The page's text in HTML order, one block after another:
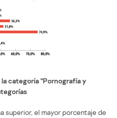
categoría “Pornografía y
superior, el mayor porcentaje de